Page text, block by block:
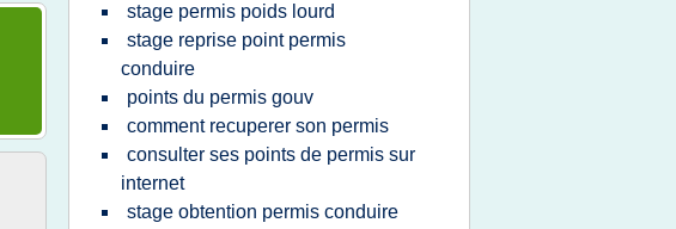
stage permis poids lourd
stage reprise point permis
conduire
points du permis gouv
comment recuperer son permis
consulter ses points de permis sur
internet
stage obtention permis conduire